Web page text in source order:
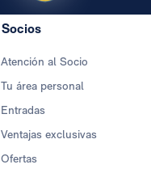
Socios
Atención al Socio
Tu área personal
Entradas
Ventajas exclusivas
Ofertas